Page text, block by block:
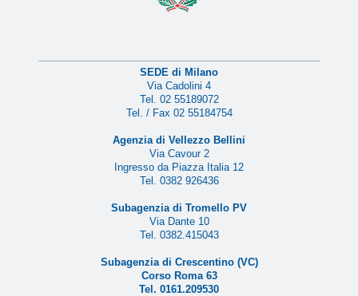
SEDE di Milano
Via Cadolini 4
Tel. 02 55189072
Tel. / Fax 02 55184754
Agenzia di Vellezzo Bellini
Via Cavour 2
Ingresso da Piazza Italia 12
Tel. 0382 926436
Subagenzia di Tromello PV
Via Dante 10
Tel. 0382.415043
Subagenzia di Crescentino (VC)
Corso Roma 63
Tel. 0161.209530